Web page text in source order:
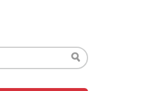
Buscar